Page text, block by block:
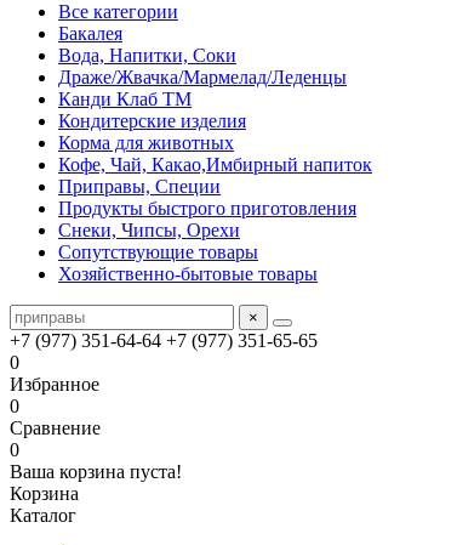
Все категории
Бакалея
Вода, Напитки, Соки
Драже/Жвачка/Мармелад/Леденцы
Канди Клаб ТМ
Кондитерские изделия
Корма для животных
Кофе, Чай, Какао,Имбирный напиток
Приправы, Специи
Продукты быстрого приготовления
Снеки, Чипсы, Орехи
Сопутствующие товары
Хозяйственно-бытовые товары
×
+7 (977) 351-64-64 +7 (977) 351-65-65
0
Избранное
0
Сравнение
0
Ваша корзина пуста!
Корзина
Каталог